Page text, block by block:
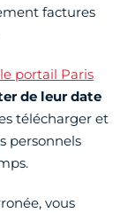
factures
portail Paris
de leur date
télécharger et
personnels
vous